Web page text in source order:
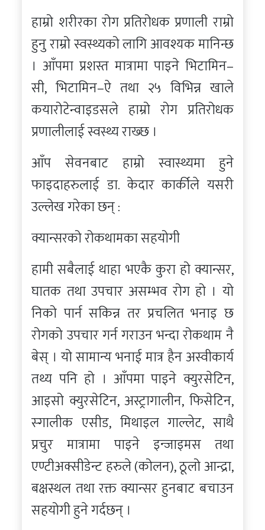
हाम्रो शरीरका रोग प्रतिरोधक प्रणाली राम्रो
हुनु राम्रो स्वस्थ्यको लागि आवश्यक मानिन्छ
। आँपमा प्रशस्त मात्रामा पाइने भिटामिन–
सी, भिटामिन–ऐ तथा २५ विभिन्न खाले
कयारोटेन्वाइडसले हाम्रो रोग प्रतिरोधक
प्रणालीलाई स्वस्थ्य राख्छ ।
आँप सेवनबाट हाम्रो स्वास्थ्यमा हुने
फाइदाहरुलाई डा. केदार कार्कीले यसरी
उल्लेख गरेका छन् :
क्यान्सरको रोकथामका सहयोगी
हामी सबैलाई थाहा भएकै कुरा हो क्यान्सर,
घातक तथा उपचार असम्भव रोग हो । यो
निको पार्न सकिन्न तर प्रचलित भनाइ छ
रोगको उपचार गर्न गराउन भन्दा रोकथाम नै
बेस् । यो सामान्य भनाई मात्र हैन अस्वीकार्य
तथ्य पनि हो । आँपमा पाइने क्युरसेटिन,
आइसो क्युरसेटिन, अस्ट्रागालीन, फिसेटिन,
स्गालीक एसीड, मिथाइल गाल्लेट, साथै
प्रचुर मात्रामा पाइने इन्जाइमस तथा
एण्टीअक्सीडेन्ट हरुले (कोलन), ठूलो आन्द्रा,
बक्षस्थल तथा रक्त क्यान्सर हुनबाट बचाउन
सहयोगी हुने गर्दछन् ।